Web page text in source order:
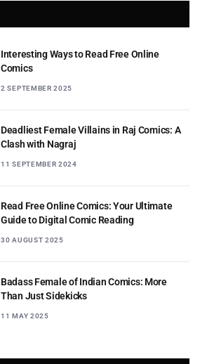
Interesting Ways to Read Free Online
Comics
2 SEPTEMBER 2025
Deadliest Female Villains in Raj Comics: A
Clash with Nagraj
11 SEPTEMBER 2024
Read Free Online Comics: Your Ultimate
Guide to Digital Comic Reading
30 AUGUST 2025
Badass Female of Indian Comics: More
Than Just Sidekicks
11 MAY 2025